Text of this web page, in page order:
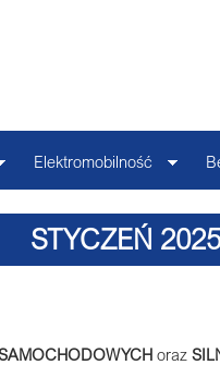
Elektromobilność
STYCZEŃ 2025
oraz